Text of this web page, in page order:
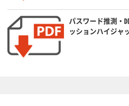
パスワード推測・
ッションハイジャ